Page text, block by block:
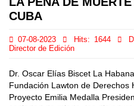
CUBA
07-08-2023 Hits: 1644
Director de Edición
Dr. Oscar Elías Biscet La
Fundación Lawton de Derechos
Proyecto Emilia Medalla